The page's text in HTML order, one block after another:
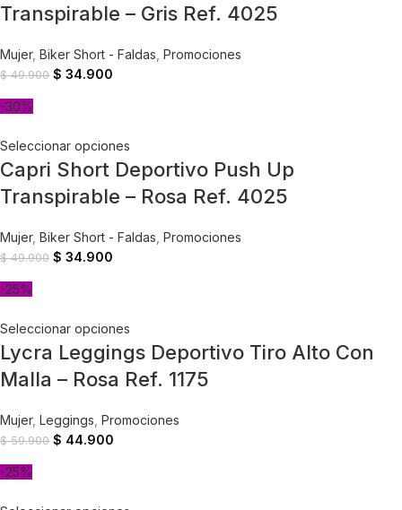
Transpirable – Gris Ref. 4025
Mujer, Biker Short - Faldas Promociones
$49.900 $ 34.900
-30%
Seleccionar opciones
Capri Short Deportivo Push Up
Transpirable – Rosa Ref. 4025
Mujer, Biker Short - Faldas Promociones
$49.900 $ 34.900
-25%
Seleccionar opciones
Lycra Leggings Deportivo Tiro Alto Con
Malla – Rosa Ref. 1175
Mujer, Leggings Promociones
$59.900 $ 44.900
-25%